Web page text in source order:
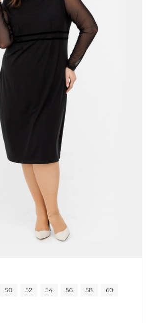
50 52 54 56 58 60